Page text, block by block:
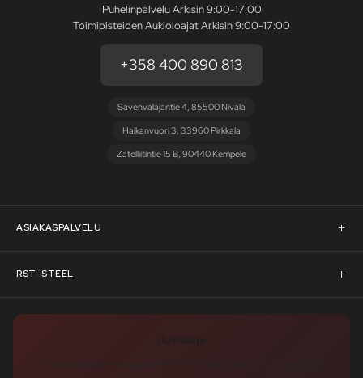
Puhelinpalvelu Arkisin 9:00-17:00
Toimipisteiden Aukioloajat Arkisin 9:00-17:00
+358 400 890 813
Savenvalajantie 4, 85500 Nivala
Haikanvuori 3, 33960 Pirkkala
Zatelliitintie 15 B, 90440 Kempele
ASIAKASPALVELU
Asiakaspalvelu
Pyydä tarjous
RST-STEEL
RST-Steelin tarina
Uutiskirje